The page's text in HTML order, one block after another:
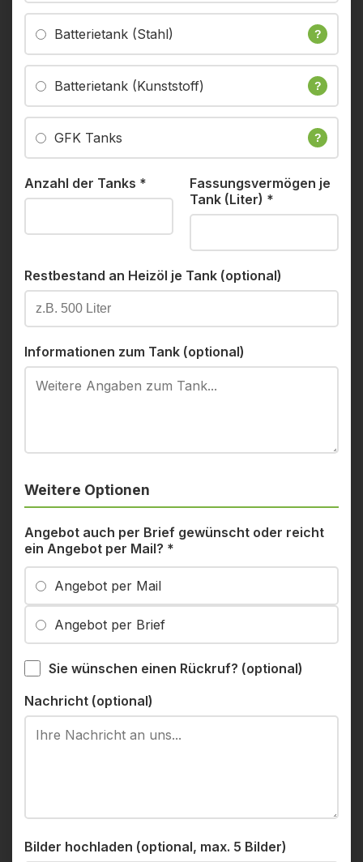
Batterietank (Stahl) ?
Batterietank (Kunststoff) ?
GFK Tanks ?
Anzahl der Tanks *
Fassungsvermögen je
Tank (Liter) *
Restbestand an Heizöl je Tank (optional)
Informationen zum Tank (optional)
Weitere Optionen
Angebot auch per Brief gewünscht oder reicht
ein Angebot per Mail? *
Angebot per Mail
Angebot per Brief
Sie wünschen einen Rückruf? (optional)
Nachricht (optional)
Bilder hochladen (optional, max. 5 Bilder)